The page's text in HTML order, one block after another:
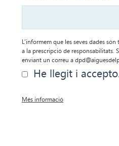
L’informem que les seves dades
a la prescripció de responsabilitats.
enviant un correu a
He llegit i
Més informació